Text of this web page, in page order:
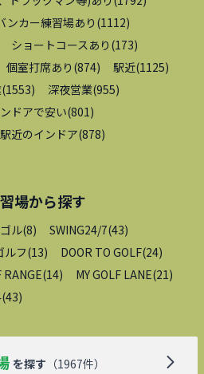
ンカー練習場あり (1112)
ショートコースあり (173)
個室打席あり (874) 駅近(1125)
(1553) 深夜営業(955)
ドアで安い(801)
駅近のインドア(878)
場から探す
ル(8) SWING24/7(43)
ルフ(13) DOOR TO GOLF(24)
RANGE(14) MY GOLF LANE(21)
(43)
を探す （1967件）